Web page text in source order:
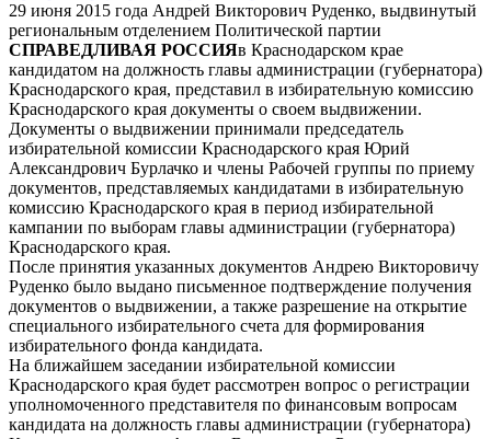
29 июня 2015 года Андрей Викторович Руденко, выдвинутый
региональным отделением Политической партии
СПРАВЕДЛИВАЯ РОССИЯв Краснодарском крае
кандидатом на должность главы администрации (губернатора)
Краснодарского края, представил в избирательную комиссию
Краснодарского края документы о своем выдвижении.
Документы о выдвижении принимали председатель
избирательной комиссии Краснодарского края Юрий
Александрович Бурлачко и члены Рабочей группы по приему
документов, представляемых кандидатами в избирательную
комиссию Краснодарского края в период избирательной
кампании по выборам главы администрации (губернатора)
Краснодарского края.
После принятия указанных документов Андрею Викторовичу
Руденко было выдано письменное подтверждение получения
документов о выдвижении, а также разрешение на открытие
специального избирательного счета для формирования
избирательного фонда кандидата.
На ближайшем заседании избирательной комиссии
Краснодарского края будет рассмотрен вопрос о регистрации
уполномоченного представителя по финансовым вопросам
кандидата на должность главы администрации (губернатора)